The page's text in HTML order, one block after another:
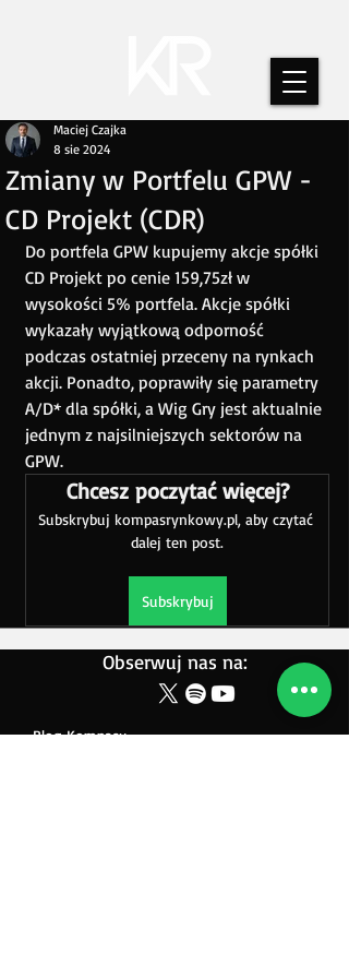
Zmiany w Portfelu GPW -
CD Projekt (CDR)
Maciej Czajka
8 sie 2024
Do portfela GPW kupujemy akcje spółki
CD Projekt po cenie 159,75zł w
wysokości 5% portfela. Akcje spółki
wykazały wyjątkową odporność
podczas ostatniej przeceny na rynkach
akcji. Ponadto, poprawiły się parametry
A/D* dla spółki, a Wig Gry jest aktualnie
jednym z najsilniejszych sektorów na
GPW.
Chcesz poczytać więcej?
Subskrybuj kompasrynkowy.pl, aby czytać
dalej ten post.
Subskrybuj
Obserwuj nas na:
Blog Kompasu